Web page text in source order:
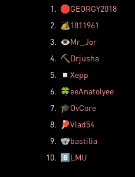
1. 🛑GEORGY2018
2. 🏕️1811961
3. 👁️Mr_Jor
4. ⛏️ Drjusha
5.
◽ Xepp
6. 🍀eeAnatolyee
7. 🎓OvCore
8.
🏓Vlad54
9. 🐨bastilia
10. 8️⃣LMU